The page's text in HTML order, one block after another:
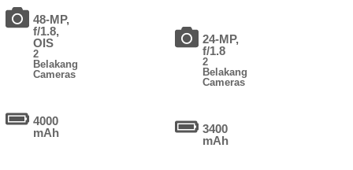
48-MP,
f/1.8,
OIS
2
Belakang
Cameras
4000
mAh
24-MP,
f/1.8
2
Belakang
Cameras
3400
mAh